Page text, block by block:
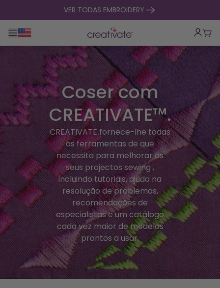
saltar para o conteúdoVER TODAS EMBROIDERY
Alternar entre navegação principal
Coser com
CREATIVATE™.
CREATIVATE fornece-lhe todas
as ferramentas de que
necessita para melhorar os
seus projectos sewing ,
incluindo tutoriais, ajuda na
resolução de problemas,
recomendações de
especialistas e um catálogo
cada vez maior de modelos
prontos a usar.